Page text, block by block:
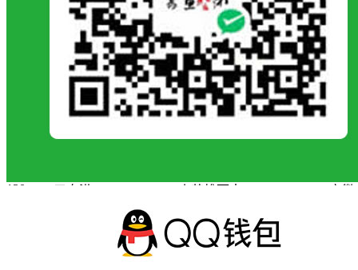
点亮“东方彗星”
尹智欣 陈大祥 胜利之援
于博 吉林
130
芦笙奔马节